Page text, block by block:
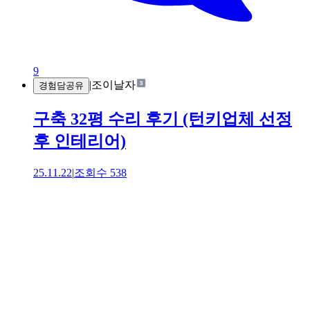
9
경험담공유 |조이날자
구축 32평 수리 후기 (턴키업체 선정
후 인테리어)
25.11.22|조회수 538